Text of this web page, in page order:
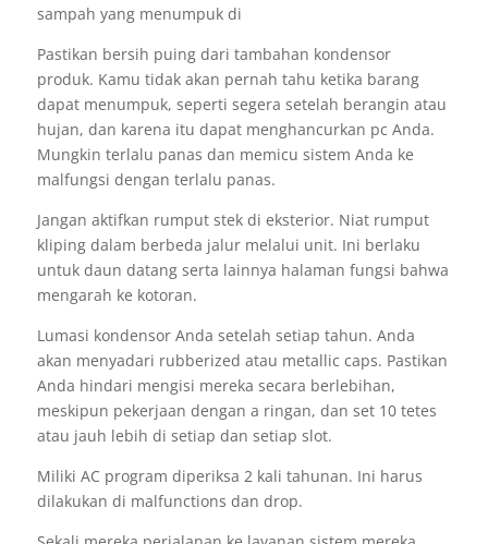
sampah yang menumpuk di
Pastikan bersih puing dari tambahan kondensor
produk. Kamu tidak akan pernah tahu ketika barang
dapat menumpuk, seperti segera setelah berangin atau
hujan, dan karena itu dapat menghancurkan pc Anda.
Mungkin terlalu panas dan memicu sistem Anda ke
malfungsi dengan terlalu panas.
Jangan aktifkan rumput stek di eksterior. Niat rumput
kliping dalam berbeda jalur melalui unit. Ini berlaku
untuk daun datang serta lainnya halaman fungsi bahwa
mengarah ke kotoran.
Lumasi kondensor Anda setelah setiap tahun. Anda
akan menyadari rubberized atau metallic caps. Pastikan
Anda hindari mengisi mereka secara berlebihan,
meskipun pekerjaan dengan a ringan, dan set 10 tetes
atau jauh lebih di setiap dan setiap slot.
Miliki AC program diperiksa 2 kali tahunan. Ini harus
dilakukan di malfunctions dan drop.